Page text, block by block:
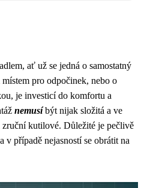
ať už se jedná o samostatný
pro odpočinek, nebo o
je investicí do komfortu a
nemusíbýt nijak složitá a ve
kutilové. Důležité je pečlivě
v případě nejasností se obrátit na